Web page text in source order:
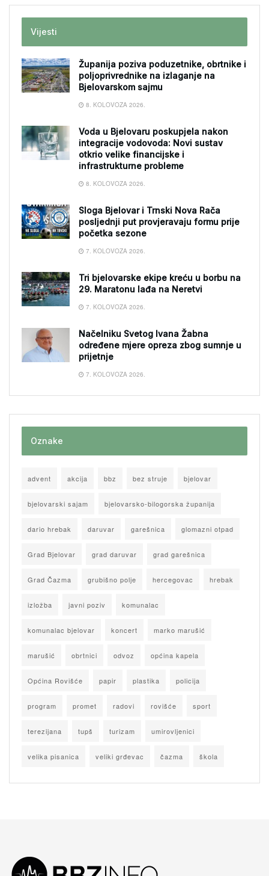
Vijesti
Županija poziva poduzetnike, obrtnike i
poljoprivrednike na izlaganje na
Bjelovarskom sajmu
8. KOLOVOZA 2026.
Voda u Bjelovaru poskupjela nakon
integracije vodovoda: Novi sustav
otkrio velike financijske i
infrastrukturne probleme
8. KOLOVOZA 2026.
Sloga Bjelovar i Trnski Nova Rača
posljednji put provjeravaju formu prije
početka sezone
7. KOLOVOZA 2026.
Tri bjelovarske ekipe kreću u borbu na
29. Maratonu lađa na Neretvi
7. KOLOVOZA 2026.
Načelniku Svetog Ivana Žabna
određene mjere opreza zbog sumnje u
prijetnje
7. KOLOVOZA 2026.
Oznake
advent akcija bbz bez struje bjelovar
bjelovarski sajam bjelovarsko-bilogorska županija
dario hrebak daruvar garešnica glomazni otpad
Grad Bjelovar grad daruvar grad garešnica
Grad Čazma grubišno polje hercegovac hrebak
izložba javni poziv komunalac
komunalac bjelovar koncert marko marušić
marušić obrtnici odvoz općina kapela
Općina Rovišće papir plastika policija
program promet radovi rovišće sport
terezijana tupš turizam umirovljenici
velika pisanica veliki grđevac čazma škola